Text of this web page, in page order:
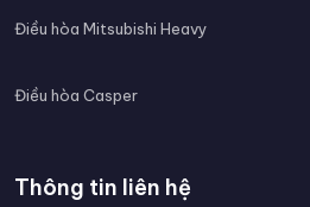
Điều hòa Mitsubishi Heavy
Điều hòa Casper
Thông tin liên hệ